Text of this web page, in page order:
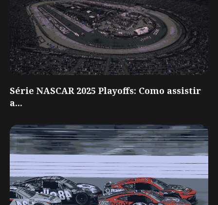
Série NASCAR 2025 Playoffs: Como assistir
a...